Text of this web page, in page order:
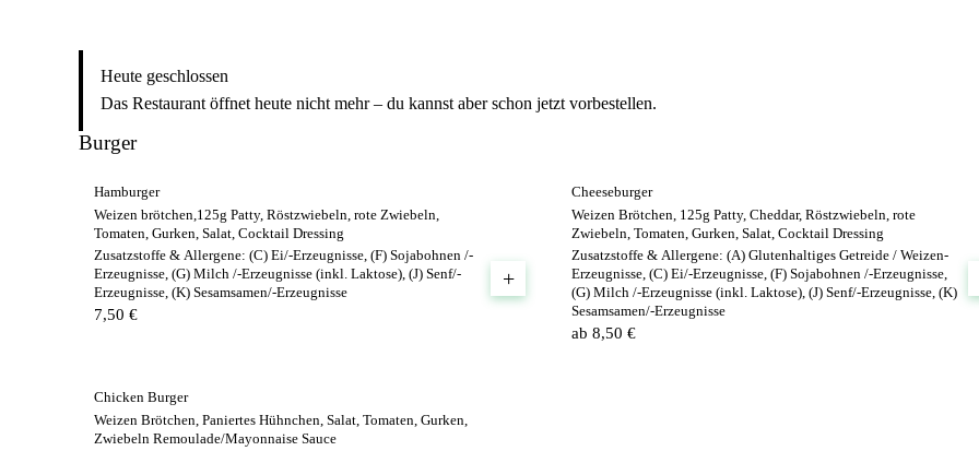
Heute geschlossen
Das Restaurant öffnet heute nicht mehr – du kannst aber schon jetzt vorbestellen.
Burger
Hamburger
Weizen brötchen,125g Patty, Röstzwiebeln, rote Zwiebeln,
Tomaten, Gurken, Salat, Cocktail Dressing
Zusatzstoffe & Allergene: (C) Ei/-Erzeugnisse, (F) Sojabohnen /-
Erzeugnisse, (G) Milch /-Erzeugnisse (inkl. Laktose), (J) Senf/-
Erzeugnisse, (K) Sesamsamen/-Erzeugnisse
7,50 €
+
Cheeseburger
Weizen Brötchen, 125g Patty, Cheddar, Röstzwiebeln, rote
Zwiebeln, Tomaten, Gurken, Salat, Cocktail Dressing
Zusatzstoffe & Allergene: (A) Glutenhaltiges Getreide / Weizen-
Erzeugnisse, (C) Ei/-Erzeugnisse, (F) Sojabohnen /-Erzeugnisse,
(G) Milch /-Erzeugnisse (inkl. Laktose), (J) Senf/-Erzeugnisse, (K)
Sesamsamen/-Erzeugnisse
ab 8,50 €
Chicken Burger
Weizen Brötchen, Paniertes Hühnchen, Salat, Tomaten, Gurken,
Zwiebeln Remoulade/Mayonnaise Sauce